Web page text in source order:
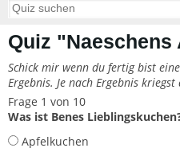
Quiz
Schick mir wenn du fertig bist
Ergebnis. Je nach Ergebnis
Frage 1 von 10
Was ist Benes
Apfelkuchen